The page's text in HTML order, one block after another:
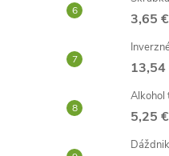
3,65 €
13,54
Alkohol
5,25 €